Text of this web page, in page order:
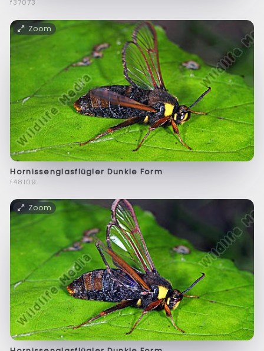
f37073
Zoom
Hornissenglasflügler Dunkle Form
f48109
Zoom